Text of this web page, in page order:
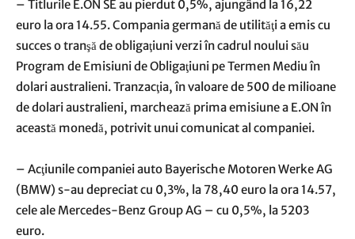
– Titlurile E.ON SE au pierdut 0,5%, ajungând la 16,22
euro la ora 14.55. Compania germană de utilităţi a emis cu
succes o tranşă de obligaţiuni verzi în cadrul noului său
Program de Emisiuni de Obligaţiuni pe Termen Mediu în
dolari australieni. Tranzacţia, în valoare de 500 de milioane
de dolari australieni, marchează prima emisiune a E.ON în
această monedă, potrivit unui comunicat al companiei.
– Acţiunile companiei auto Bayerische Motoren Werke AG
(BMW) s-au depreciat cu 0,3%, la 78,40 euro la ora 14.57,
cele ale Mercedes-Benz Group AG – cu 0,5%, la 5203
euro.